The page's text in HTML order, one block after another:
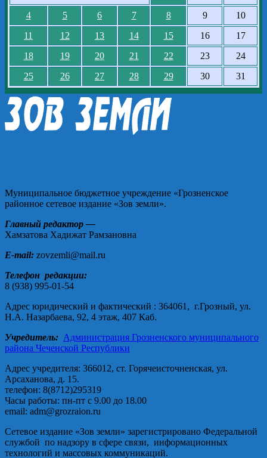
4
5 6 7 8 9
10
11
12 13 14 15 16
17
18
19 20 21 22 23
24
25
26 27 28 29 30 31
Муниципальное бюджетное учреждение «Грозненское
районное сетевое издание «Зов земли».
Главный редактор —
Хамзатова Хадижат Рамзановна
E-mail: zovzemli@mail.ru
Телефон редакции:
8 (938) 995-01-54
Адрес юридический и фактический : 364061, г.Грозный, ул.
Н.А. Назарбаева, 92, 4 этаж, 407 Каб.
Учредитель: Администрация Грозненского муниципального
района Чеченской Республики
Адрес учредителя: 366012, ст. Горячеисточненская, ул.
Арсаханова, д. 15.
телефон: 8(8712)295319
Часы работы: пн-пт с 9.00 до 18.00
email: adm@grozraion.ru
Сетевое издание «Зов земли» зарегистрировано Федеральной
службой по надзору в сфере связи, информационных
технологий и массовых коммуникаций.